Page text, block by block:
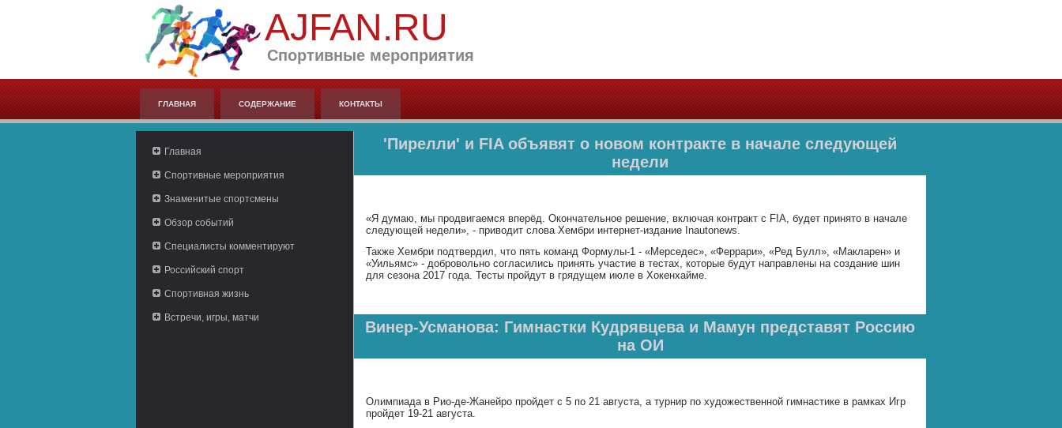
AJFAN.RU
Спортивные мероприятия
ГЛАВНАЯ СОДЕРЖАНИЕ КОНТАКТЫ
Главная
Спортивные мероприятия
Знаменитые спортсмены
Обзор событий
Специалисты комментируют
Российский спорт
Спортивная жизнь
Встречи, игры, матчи
'Пирелли' и FIA объявят о новом контракте в начале следующей
недели
«Я думаю, мы продвигаемся вперёд. Окончательное решение, включая контракт с FIA, будет принято в начале
следующей недели», - приводит слова Хембри интернет-издание Inautonews.
Также Хембри подтвердил, что пять команд Формулы-1 - «Мерседес», «Феррари», «Ред Булл», «Макларен» и
«Уильямс» - добровольно согласились принять участие в тестах, которые будут направлены на создание шин
для сезона 2017 года. Тесты пройдут в грядущем июле в Хокенхайме.
Винер-Усманова: Гимнастки Кудрявцева и Мамун представят Россию
на ОИ
Олимпиада в Рио-де-Жанейро пройдет с 5 по 21 августа, а турнир по художественной гимнастике в рамках Игр
пройдет 19-21 августа.